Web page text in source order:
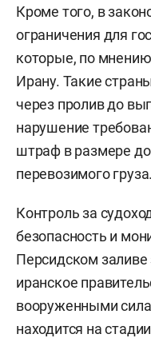
Кроме того, в
ограничения для
которые, по
Ирану. Такие
через пролив до
нарушение
штраф в размере до
перевозимого груза.
Контроль за
безопасность и
Персидском заливе
иранское
вооруженными
находится на